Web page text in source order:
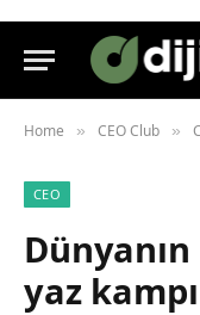
Home » CEO Club »
CEO
yaz kampı